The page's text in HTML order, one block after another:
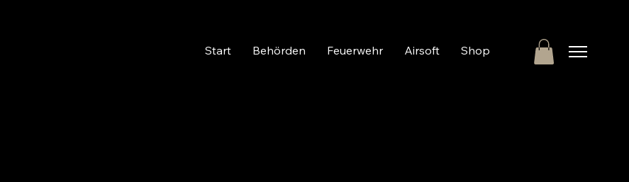
Start Behörden Feuerwehr Airsoft Shop